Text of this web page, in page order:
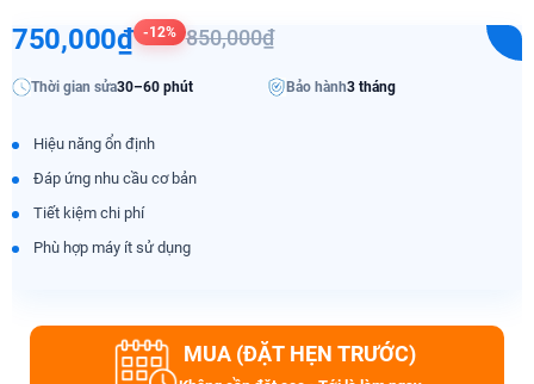
750,000₫ -12% 850,000₫
Thời gian sửa30–60 phút Bảo hành3 tháng
Hiệu năng ổn định
Đáp ứng nhu cầu cơ bản
Tiết kiệm chi phí
Phù hợp máy ít sử dụng
MUA (ĐẶT HẸN TRƯỚC)